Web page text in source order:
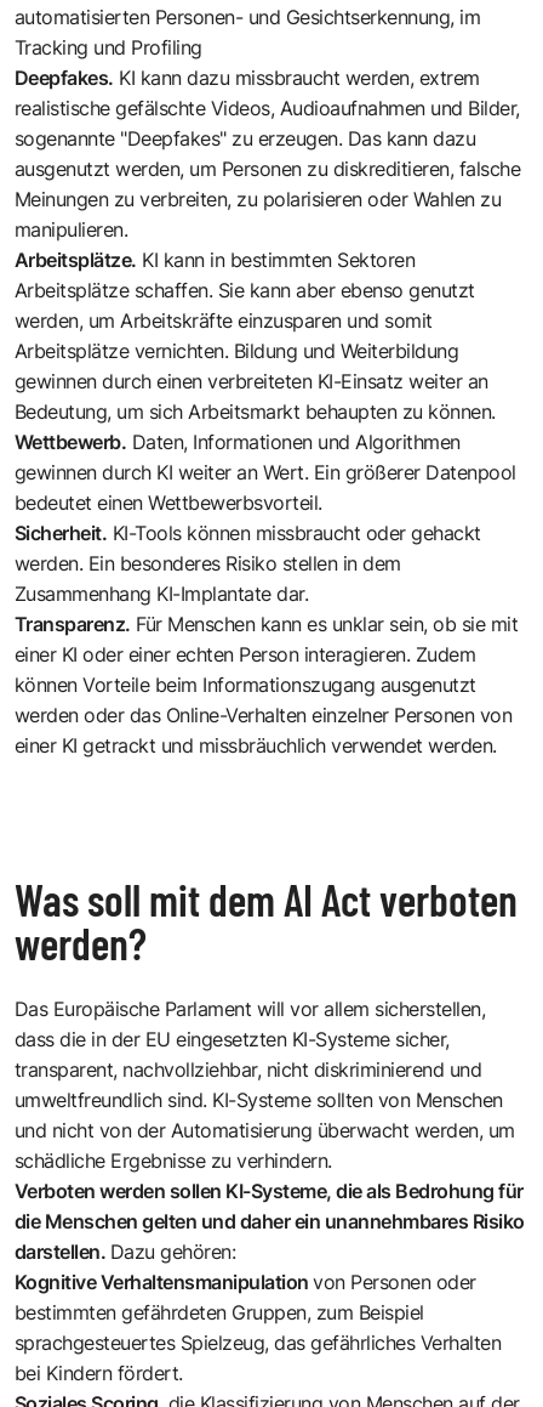
automatisierten Personen- und Gesichtserkennung, im
Tracking und Profiling
Deepfakes. KI kann dazu missbraucht werden, extrem
realistische gefälschte Videos, Audioaufnahmen und Bilder,
sogenannte "Deepfakes" zu erzeugen. Das kann dazu
ausgenutzt werden, um Personen zu diskreditieren, falsche
Meinungen zu verbreiten, zu polarisieren oder Wahlen zu
manipulieren.
Arbeitsplätze. KI kann in bestimmten Sektoren
Arbeitsplätze schaffen. Sie kann aber ebenso genutzt
werden, um Arbeitskräfte einzusparen und somit
Arbeitsplätze vernichten. Bildung und Weiterbildung
gewinnen durch einen verbreiteten KI-Einsatz weiter an
Bedeutung, um sich Arbeitsmarkt behaupten zu können.
Wettbewerb. Daten, Informationen und Algorithmen
gewinnen durch KI weiter an Wert. Ein größerer Datenpool
bedeutet einen Wettbewerbsvorteil.
Sicherheit. KI-Tools können missbraucht oder gehackt
werden. Ein besonderes Risiko stellen in dem
Zusammenhang KI-Implantate dar.
Transparenz. Für Menschen kann es unklar sein, ob sie mit
einer KI oder einer echten Person interagieren. Zudem
können Vorteile beim Informationszugang ausgenutzt
werden oder das Online-Verhalten einzelner Personen von
einer KI getrackt und missbräuchlich verwendet werden.
Was soll mit dem AI Act verboten
werden?
Das Europäische Parlament will vor allem sicherstellen,
dass die in der EU eingesetzten KI-Systeme sicher,
transparent, nachvollziehbar, nicht diskriminierend und
umweltfreundlich sind. KI-Systeme sollten von Menschen
und nicht von der Automatisierung überwacht werden, um
schädliche Ergebnisse zu verhindern.
Verboten werden sollen KI-Systeme, die als Bedrohung für
die Menschen gelten und daher ein unannehmbares Risiko
darstellen. Dazu gehören:
Kognitive Verhaltensmanipulationvon Personen oder
bestimmten gefährdeten Gruppen, zum Beispiel
sprachgesteuertes Spielzeug, das gefährliches Verhalten
bei Kindern fördert.